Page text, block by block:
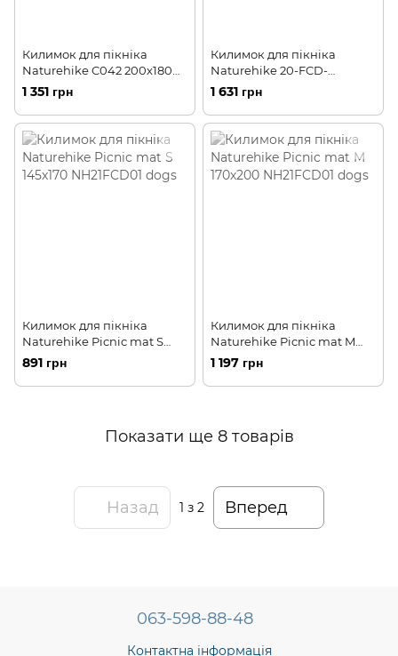
Килимок для пікніка
Naturehike C042 200х180
cм NH19D024-Z white
1 351 грн
Килимок для пікніка
Naturehike 20-FCD-
Washable 139x195 см
NH20FCD04 stripes
1 631 грн
Килимок для пікніка
Naturehike Picnic mat S
145х170 NH21FCD01 dogs
891 грн
Килимок для пікніка
Naturehike Picnic mat M
170х200 NH21FCD01 dogs
1 197 грн
Показати ще 8 товарів
Назад 1 з 2 Вперед
063-598-88-48
Контактна інформація